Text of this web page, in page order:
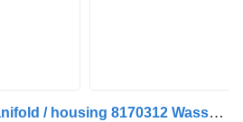
Volvo Water pump manifold / housing 8170312 Wasserpumpengehäuse für Volvo FH12 Sattelzugmaschine